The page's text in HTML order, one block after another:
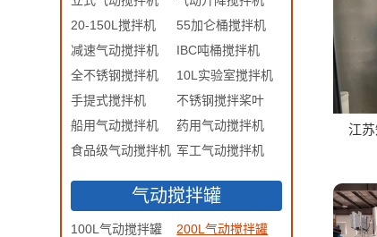
20-150L搅拌机
55加仑桶搅拌机
减速气动搅拌机
IBC吨桶搅拌机
全不锈钢搅拌机
10L实验室搅拌机
手提式搅拌机
不锈钢搅拌桨叶
船用气动搅拌机
药用气动搅拌机
食品级气动搅拌机 军工气动搅拌机
气动搅拌罐
100L气动搅拌罐
200L气动搅拌罐
江